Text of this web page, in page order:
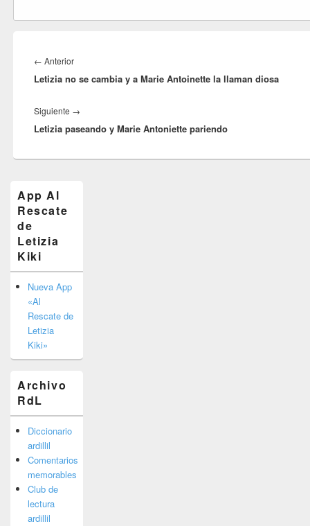
de
entradas
← AnteriorEntrada
anterior:
Letizia no se cambia y a Marie Antoinette la llaman diosa
Siguiente →
siguiente:
Letizia paseando y Marie Antoniette pariendo
área
widget
barra
lateral
primaria
App Al
Rescate
de
Letizia
Kiki
Nueva App
«Al
Rescate de
Letizia
Kiki»
Archivo
RdL
Diccionario
ardillil
Comentarios
memorables
Club de
lectura
ardillil